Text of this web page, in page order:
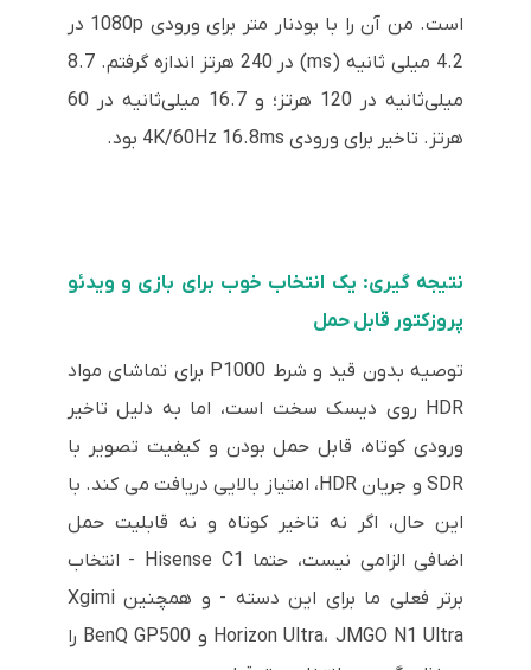
است. من آن را با بودنار متر برای ورودی 1080p در
4.2 میلی ثانیه (ms) در 240 هرتز اندازه گرفتم. 8.7
میلی‌ثانیه در 120 هرتز؛ و 16.7 میلی‌ثانیه در 60
هرتز. تاخیر برای ورودی 4K/60Hz 16.8ms بود.
نتیجه گیری: یک انتخاب خوب برای بازی و ویدئو
پروزکتور قابل حمل
توصیه بدون قید و شرط P1000 برای تماشای مواد
HDR روی دیسک سخت است، اما به دلیل تاخیر
ورودی کوتاه، قابل حمل بودن و کیفیت تصویر با
SDR و جریان HDR، امتیاز بالایی دریافت می کند. با
این حال، اگر نه تاخیر کوتاه و نه قابلیت حمل
اضافی الزامی نیست، حتما Hisense C1 - انتخاب
برتر فعلی ما برای این دسته - و همچنین Xgimi
Horizon Ultra، JMGO N1 Ultra و BenQ GP500 را